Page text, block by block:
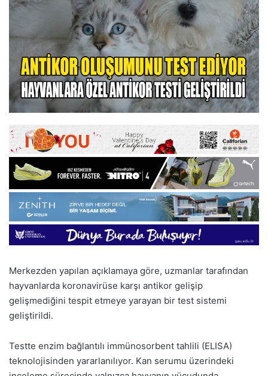
Merkezden yapılan açıklamaya göre, uzmanlar tarafından
hayvanlarda koronavirüse karşı antikor gelişip
gelişmediğini tespit etmeye yarayan bir test sistemi
geliştirildi.
Testte enzim bağlantılı immünosorbent tahlili (ELISA)
teknolojisinden yararlanılıyor. Kan serumu üzerindeki